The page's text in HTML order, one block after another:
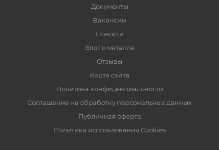
Документы
Вакансии
Новости
Блог о металле
Отзывы
Карта сайта
Политика конфиденциальности
Соглашение на обработку персональных данных
Публичная оферта
Политика использования Cookies